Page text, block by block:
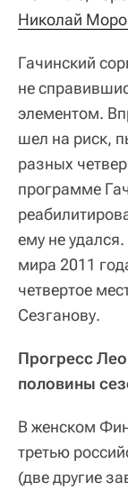
Николай
Гачинский
не
элементом.
шел на риск,
разных
программе
ему не
мира 2011
четвертое
Сезганову.
Прогресс
половины
В женском
третью
(две другие